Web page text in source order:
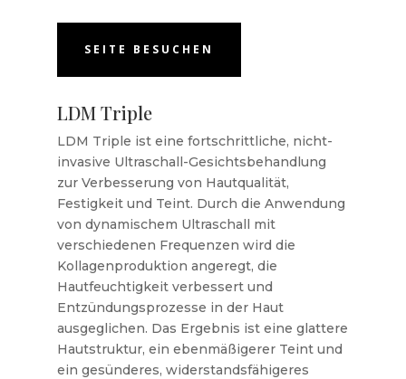
SEITE BESUCHEN
LDM Triple
LDM Triple ist eine fortschrittliche, nicht-
invasive Ultraschall-Gesichtsbehandlung
zur Verbesserung von Hautqualität,
Festigkeit und Teint. Durch die Anwendung
von dynamischem Ultraschall mit
verschiedenen Frequenzen wird die
Kollagenproduktion angeregt, die
Hautfeuchtigkeit verbessert und
Entzündungsprozesse in der Haut
ausgeglichen. Das Ergebnis ist eine glattere
Hautstruktur, ein ebenmäßigerer Teint und
ein gesünderes, widerstandsfähigeres